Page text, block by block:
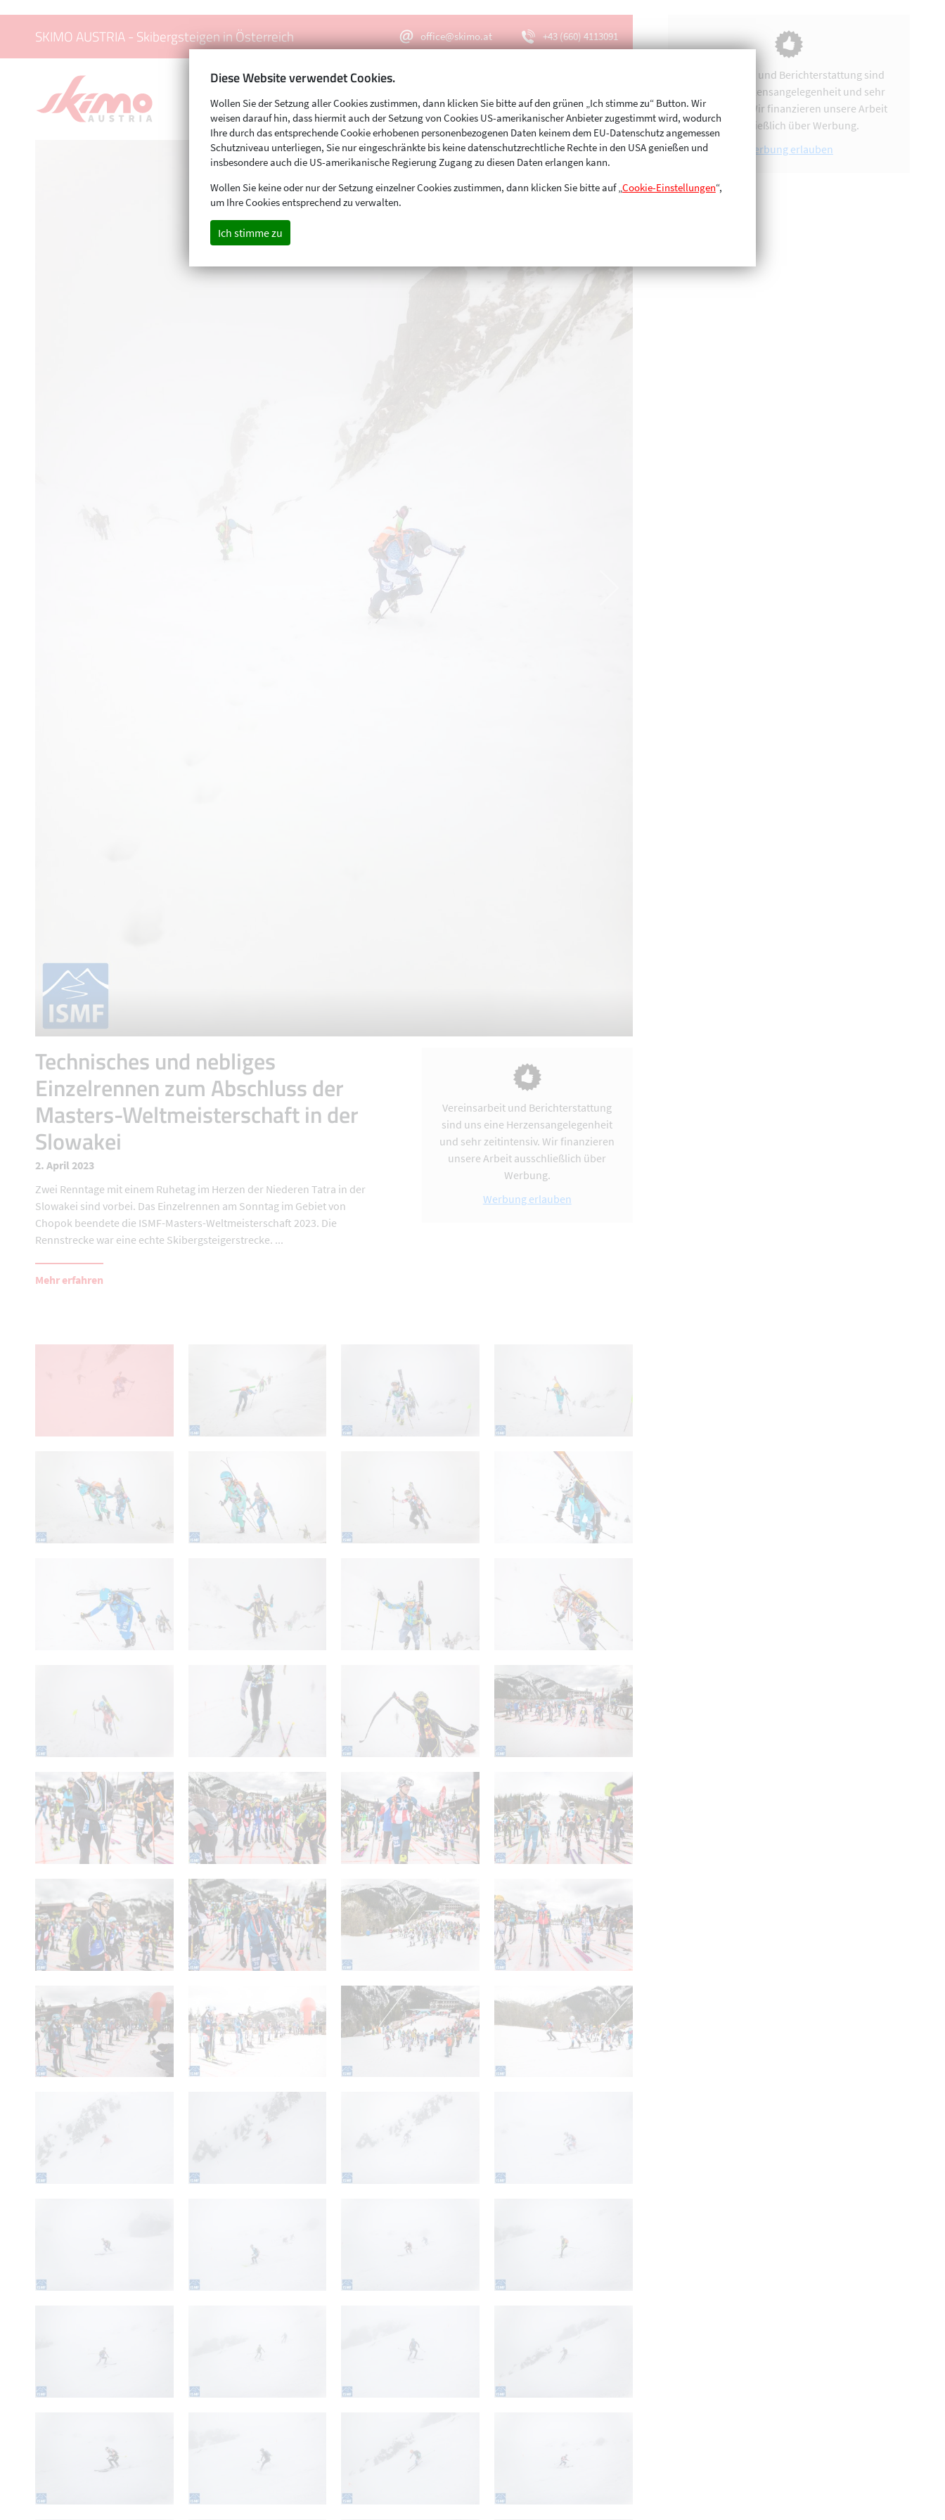
SKIMO AUSTRIA - Skibergsteigen in Österreich office@skimo.at +43 (660) 4113091
Menu
Technisches und nebliges
Einzelrennen zum Abschluss der
Masters-Weltmeisterschaft in der
Slowakei
2. April 2023
Zwei Renntage mit einem Ruhetag im Herzen der Niederen Tatra in der
Slowakei sind vorbei. Das Einzelrennen am Sonntag im Gebiet von
Chopok beendete die ISMF-Masters-Weltmeisterschaft 2023. Die
Rennstrecke war eine echte Skibergsteigerstrecke. ...
Mehr erfahren
Vereinsarbeit und Berichterstattung
sind uns eine Herzensangelegenheit
und sehr zeitintensiv. Wir finanzieren
unsere Arbeit ausschließlich über
Werbung.
Werbung erlauben
Vereinsarbeit und Berichterstattung sind
uns eine Herzensangelegenheit und sehr
zeitintensiv. Wir finanzieren unsere Arbeit
ausschließlich über Werbung.
Werbung erlauben
Diese Website verwendet Cookies.
Wollen Sie der Setzung aller Cookies zustimmen, dann klicken Sie bitte auf den grünen „Ich stimme zu“ Button. Wir
weisen darauf hin, dass hiermit auch der Setzung von Cookies US-amerikanischer Anbieter zugestimmt wird, wodurch
Ihre durch das entsprechende Cookie erhobenen personenbezogenen Daten keinem dem EU-Datenschutz angemessen
Schutzniveau unterliegen, Sie nur eingeschränkte bis keine datenschutzrechtliche Rechte in den USA genießen und
insbesondere auch die US-amerikanische Regierung Zugang zu diesen Daten erlangen kann.
Wollen Sie keine oder nur der Setzung einzelner Cookies zustimmen, dann klicken Sie bitte auf „Cookie-Einstellungen“,
um Ihre Cookies entsprechend zu verwalten.
Ich stimme zu